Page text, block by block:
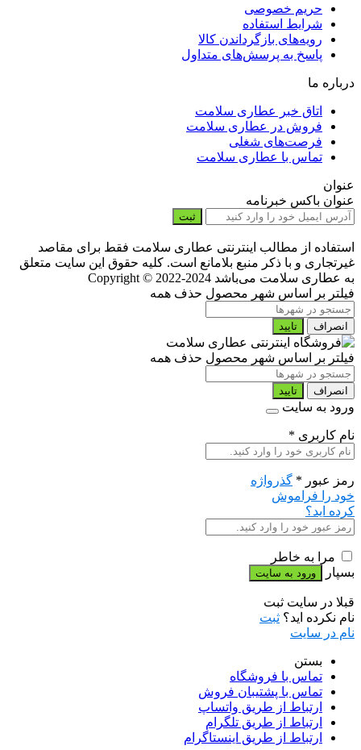
حریم خصوصی
شرایط استفاده
رویه‌های بازگرداندن کالا
پاسخ به پرسش‌های متداول
درباره ما
اتاق خبر عطاری سلامت
فروش در عطاری سلامت
فرصت‌های شغلی
تماس با عطاری سلامت
عنوان
عنوان باکس خبرنامه
ثبت
استفاده از مطالب اینترنتی عطاری سلامت فقط برای مقاصد
غیرتجاری و با ذکر منبع بلامانع است. کلیه حقوق این سایت متعلق
به عطاری سلامت می‌باشد Copyright © 2022-2024
فیلتر بر اساس شهر محصول حذف همه
انصراف تایید
فیلتر بر اساس شهر محصول حذف همه
انصراف تایید
ورود به سایت
نام کاربری *
رمز عبور * گذرواژه
خود را فراموش
کرده اید؟
مرا به خاطر
بسپار
قبلا در سایت ثبت
نام نکرده اید؟ ثبت
نام در سایت
بستن
تماس با فروشگاه
تماس با پشتیبان فروش
ارتباط از طریق واتساپ
ارتباط از طریق تلگرام
ارتباط از طریق اینستاگرام